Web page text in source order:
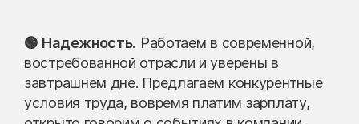
🟢 Надежность. Работаем в современной,
востребованной отрасли и уверены в
завтрашнем дне. Предлагаем конкурентные
условия труда, вовремя платим зарплату,